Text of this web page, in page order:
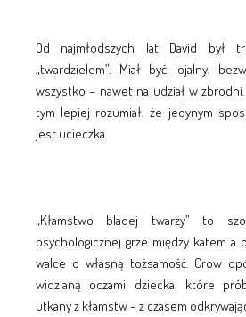
Od najmłodszych lat David był
„twardzielem”. Miał być lojalny,
wszystko – nawet na udział w
tym lepiej rozumiał, że jedynym
jest ucieczka.
„Kłamstwo bladej twarzy” to
psychologicznej grze między katem a
walce o własną tożsamość. Crow
widzianą oczami dziecka, które
utkany z kłamstw – z czasem